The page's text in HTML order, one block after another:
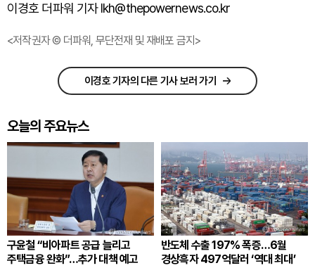
이경호 더파워 기자 lkh@thepowernews.co.kr
<저작권자 © 더파워, 무단전재 및 재배포 금지>
이경호 기자의 다른 기사 보러 가기
오늘의 주요뉴스
구윤철 “비아파트 공급 늘리고
주택금융 완화”…추가 대책 예고
반도체 수출 197% 폭증…6월
경상흑자 497억달러 ‘역대 최대’